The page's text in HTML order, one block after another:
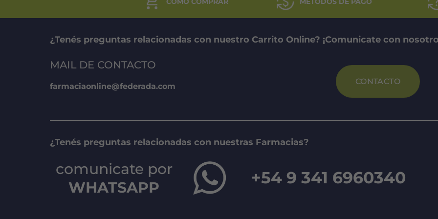
¿Tenés preguntas relacionadas con nuestro Carrito Online? ¡Comunicate con
MAIL DE CONTACTO
farmaciaonline@federada.com
CONTACTO
¿Tenés preguntas relacionadas con nuestras Farmacias?
comunicate por
WHATSAPP
+54 9 341 6960340